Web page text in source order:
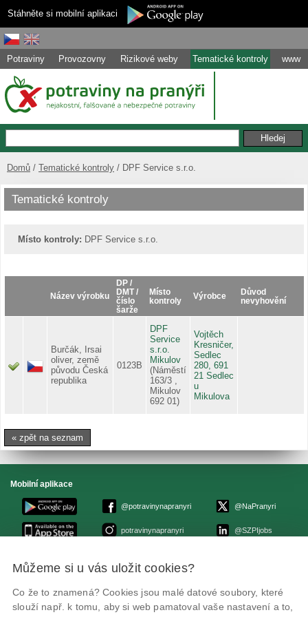
Stáhněte si mobilní aplikaci
Potraviny Provozovny Rizikové weby Tematické kontroly www
Domů Tematické kontroly DPF Service s.r.o.
Tematické kontroly
Místo kontroly: DPF Service s.r.o.
Název výrobku
DP /
DMT /
číslo
šarže
Místo
kontroly
Výrobce
Důvod
nevyhovění
Burčák, Irsai
oliver, země
původu Česká
republika
0123B
DPF
Service
s.r.o.
Mikulov
(Náměstí
163/3 ,
Mikulov
692 01)
Vojtěch
Kresničer,
Sedlec
280, 691
21 Sedlec
u
Mikulova
« zpět na seznam
Mobilní aplikace
@potravinynapranyri
potravinynapranyri
@NaPranyri
@SZPIjobs
© Státní zemědělská a potravinářská inspekce 2026
ID datové schránky: avraiqg
IČO: 75014149, DIČ: CZ75014149
Můžeme si u vás uložit cookies?
Co že to znamená? Cookies jsou malé datové soubory, které
slouží např. k tomu, aby si web pamatoval vaše nastavení a to,